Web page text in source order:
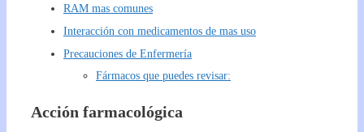
RAM mas comunes
Interacción con medicamentos de mas uso
Precauciones de Enfermería
Fármacos que puedes revisar:
Acción farmacológica